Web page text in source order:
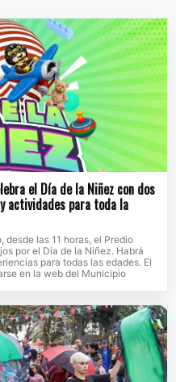
el Día de la Niñez con dos
actividades para toda la
desde las 11 horas, el Predio
por el Día de la Niñez. Habrá
para todas las edades. El
en la web del Municipio